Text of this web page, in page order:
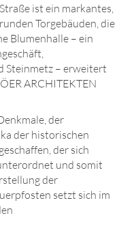
ist ein markantes,
Torgebäuden, die
Blumenhalle – ein
Steinmetz – erweitert
ARCHITEKTEN
der
der historischen
der sich
und somit
der
setzt sich im